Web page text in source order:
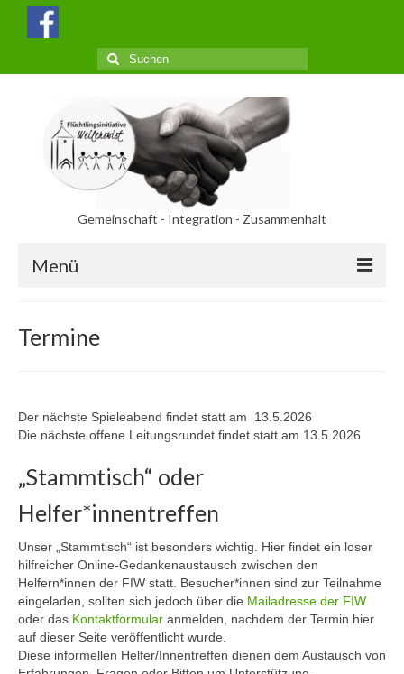
Suchen
nach:
Gemeinschaft - Integration - Zusammenhalt
Menü
Termine
Mitmachen
Termine
Der nächste Spieleabend findet statt am 13.5.2026
Die nächste offene Leitungsrundet findet statt am 13.5.2026
„Stammtisch“ oder
Helfer*innentreffen
Unser „Stammtisch“ ist besonders wichtig. Hier findet ein loser
hilfreicher Online-Gedankenaustausch zwischen den
Helfern*innen der FIW statt. Besucher*innen sind zur Teilnahme
eingeladen, sollten sich jedoch über die Mailadresse der FIW
oder das Kontaktformular anmelden, nachdem der Termin hier
auf dieser Seite veröffentlicht wurde.
Diese informellen Helfer/Innentreffen dienen dem Austausch von